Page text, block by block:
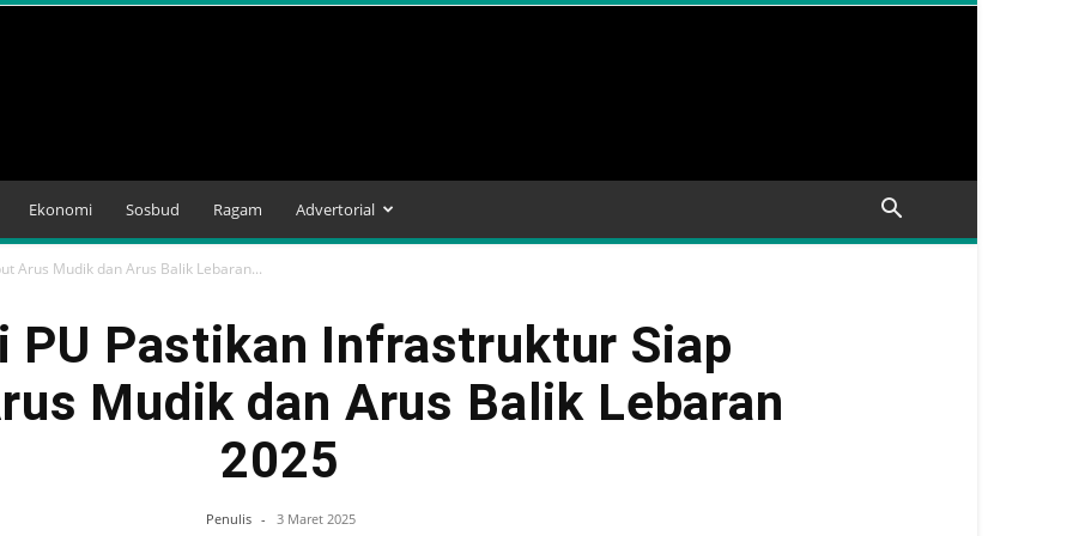
Ekonomi Sosbud Ragam Advertorial
Arus Mudik dan Arus Balik Lebaran...
PU Pastikan Infrastruktur Siap
Mudik dan Arus Balik Lebaran
2025
Penulis - 3 Maret 2025